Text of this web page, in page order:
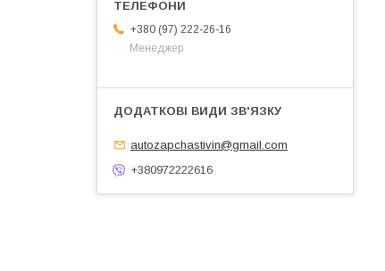
+380 (97) 222-26-16
Менеджер
autozapchastivin@gmail.com
+380972222616